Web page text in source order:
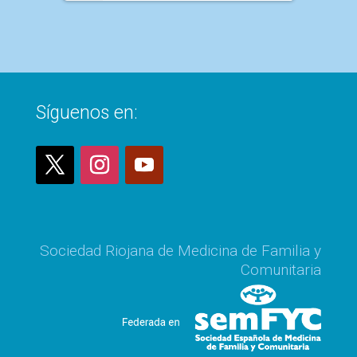
Síguenos en:
Sociedad Riojana de Medicina de Familia y
Comunitaria